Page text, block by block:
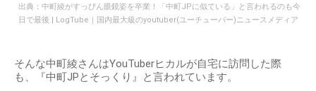
出典： 中町綾がすっぴん眼鏡姿を卒業！「中町JPに似ている」と言われるのも今
日で最後 | LogTube｜国内最大級のyoutuber(ユーチューバー)ニュースメディア
そんな中町綾さんはYouTuberヒカルが自宅に訪問した際
も、『中町JPとそっくり』と言われています。